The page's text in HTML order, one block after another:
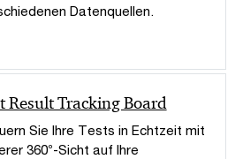
Datenquellen.
Result Tracking Board
Sie Ihre Tests in Echtzeit mit
360°-Sicht auf Ihre